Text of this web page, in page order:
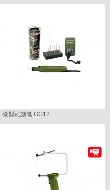
微型雕刻笔 GG12